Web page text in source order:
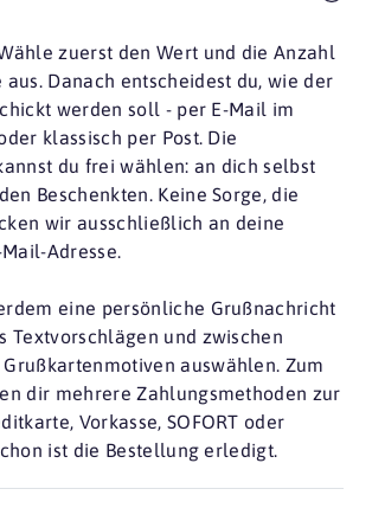
zuerst den Wert und die Anzahl
aus. Danach entscheidest du, wie der
werden soll - per E-Mail im
klassisch per Post. Die
du frei wählen: an dich selbst
Beschenkten. Keine Sorge, die
wir ausschließlich an deine
Adresse.
eine persönliche Grußnachricht
Textvorschlägen und zwischen
auswählen. Zum
dir mehrere Zahlungsmethoden zur
Vorkasse, SOFORT oder
ist die Bestellung erledigt.